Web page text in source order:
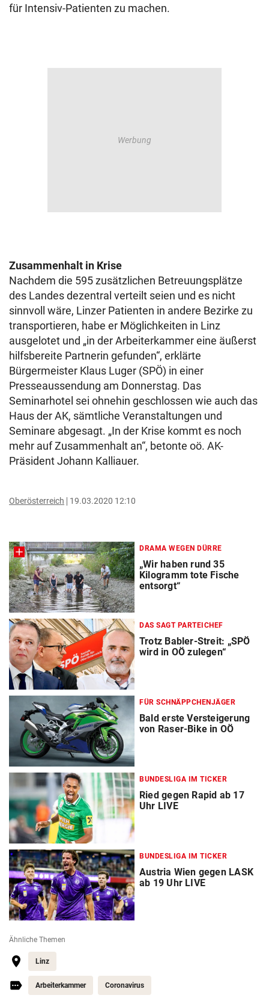
für Intensiv-Patienten zu machen.
Zusammenhalt in Krise
Nachdem die 595 zusätzlichen Betreuungsplätze
des Landes dezentral verteilt seien und es nicht
sinnvoll wäre, Linzer Patienten in andere Bezirke zu
transportieren, habe er Möglichkeiten in Linz
ausgelotet und „in der Arbeiterkammer eine äußerst
hilfsbereite Partnerin gefunden“, erklärte
Bürgermeister Klaus Luger (SPÖ) in einer
Presseaussendung am Donnerstag. Das
Seminarhotel sei ohnehin geschlossen wie auch das
Haus der AK, sämtliche Veranstaltungen und
Seminare abgesagt. „In der Krise kommt es noch
mehr auf Zusammenhalt an“, betonte oö. AK-
Präsident Johann Kalliauer.
Oberösterreich 19.03.2020 12:10
DRAMA WEGEN DÜRRE
„Wir haben rund 35
Kilogramm tote Fische
entsorgt“
DAS SAGT PARTEICHEF
Trotz Babler-Streit: „SPÖ
wird in OÖ zulegen“
FÜR SCHNÄPPCHENJÄGER
Bald erste Versteigerung
von Raser-Bike in OÖ
BUNDESLIGA IM TICKER
Ried gegen Rapid ab 17
Uhr LIVE
BUNDESLIGA IM TICKER
Austria Wien gegen LASK
ab 19 Uhr LIVE
Ähnliche Themen
Linz
Arbeiterkammer Coronavirus